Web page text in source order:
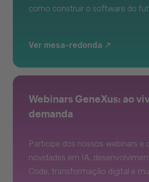
como construir o software do
Ver mesa-redonda
Webinars GeneXus: ao
demanda
Participe dos nossos webinars e
novidades em IA,
Code, transformação digital e